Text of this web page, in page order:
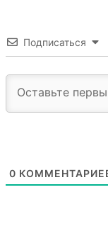
Подписаться
0